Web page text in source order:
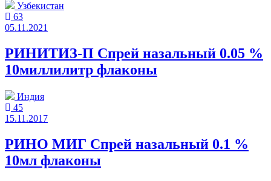
Узбекистан
63
05.11.2021
РИНИТИЗ-П Спрей назальный 0.05 %
10миллилитр флаконы
Индия
45
15.11.2017
РИНО МИГ Спрей назальный 0.1 %
10мл флаконы